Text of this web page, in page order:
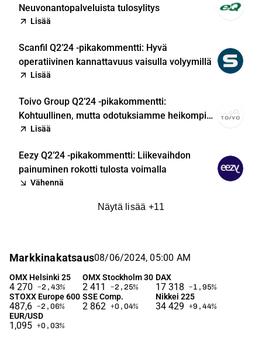
Neuvonantopalveluista tulosylitys
Lisää
Scanfil Q2’24 -pikakommentti: Hyvä
operatiivinen kannattavuus vaisulla volyymillä
Lisää
Toivo Group Q2’24 -pikakommentti:
Kohtuullinen, mutta odotuksiamme heikompi
tulosraportti
Lisää
Eezy Q2’24 -pikakommentti: Liikevaihdon
painuminen rokotti tulosta voimalla
Vähennä
Näytä lisää +11
Markkinakatsaus08/06/2024, 05:00 AM
OMX Helsinki 25
4 270 −2,43%
OMX Stockholm 30
2 411 −2,25%
DAX
17 318 −1,95%
STOXX Europe 600
487,6 −2,06%
SSE Comp.
2 862 +0,04%
Nikkei 225
34 429 +9,44%
EUR/USD
1,095 +0,03%